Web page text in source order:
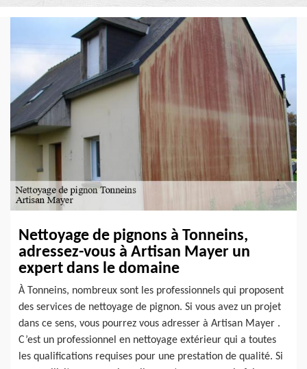
Nettoyage de pignons à Tonneins,
adressez-vous à Artisan Mayer un
expert dans le domaine
À Tonneins, nombreux sont les professionnels qui proposent
des services de nettoyage de pignon. Si vous avez un projet
dans ce sens, vous pourrez vous adresser à Artisan Mayer .
C’est un professionnel en nettoyage extérieur qui a toutes
les qualifications requises pour une prestation de qualité. Si